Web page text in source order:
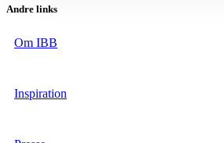
Andre links
Om IBB
Inspiration